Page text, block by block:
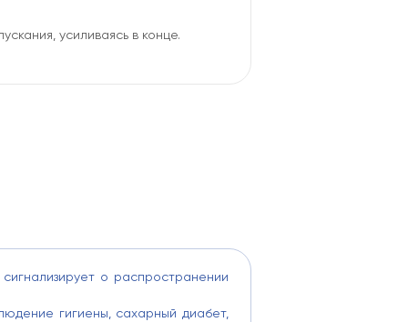
усиливаясь в конце.
о распространении
гигиены, сахарный диабет,